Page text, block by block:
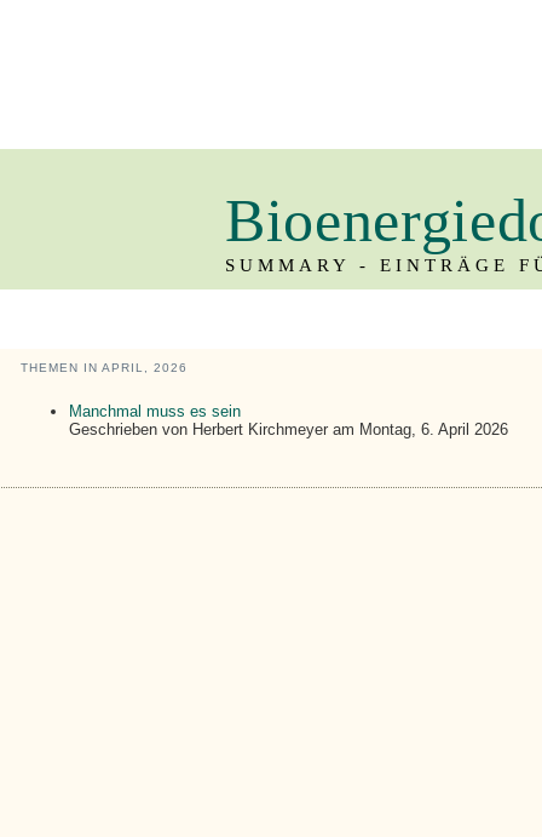
SUMMARY - EINTRÄGE
THEMEN IN APRIL, 2026
Manchmal muss es sein
Geschrieben von Herbert Kirchmeyeram Montag, 6. April 2026